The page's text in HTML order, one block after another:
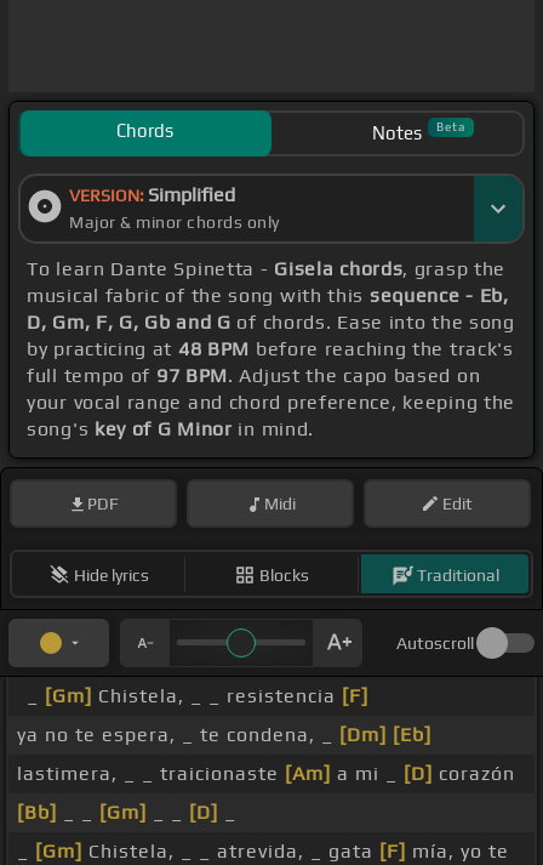
Chords Notes Beta
VERSION: Simplified
Major & minor chords only
To learn Dante Spinetta - Gisela chords, grasp the
musical fabric of the song with this sequence - Eb,
D, Gm, F, G, Gb and G of chords. Ease into the song
by practicing at 48 BPM before reaching the track's
full tempo of 97 BPM. Adjust the capo based on
your vocal range and chord preference, keeping the
song's key of G Minor in mind.
PDF Midi Edit
Hide lyrics Blocks Traditional
Autoscroll
[Gm] Chistela, _ _ resistencia [F]
ya no te espera, _ te condena, _
[Dm] [Eb]
lastimera, _ _ traicionaste [Am] a mi _ [D] corazón
[Bb]
[Gm] [D]
[Gm] Chistela, _ _ atrevida, _ gata [F] mía, yo te